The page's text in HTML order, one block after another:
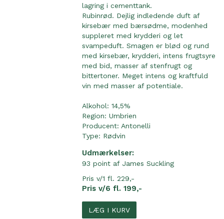
lagring i cementtank.
Rubinrød. Dejlig indledende duft af
kirsebær med bærsødme, modenhed
suppleret med krydderi og let
svampeduft. Smagen er blød og rund
med kirsebær, krydderi, intens frugtsyre
med bid, masser af stenfrugt og
bittertoner. Meget intens og kraftfuld
vin med masser af potentiale.
Alkohol: 14,5%
Region:Umbrien
Producent: Antonelli
Type: Rødvin
Udmærkelser:
93 point af James Suckling
Pris v/1 fl. 229,-
Pris v/6 fl. 199,-
LÆG I KURV